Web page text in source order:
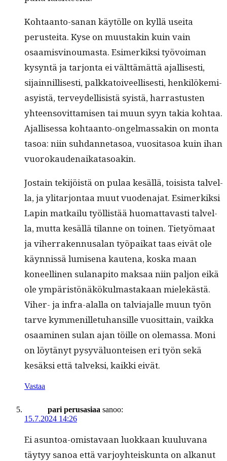
Kohtaan­to-sanan käytölle on kyl­lä usei­ta
perustei­ta. Kyse on muus­takin kuin vain
osaamisvi­noumas­ta. Esimerkik­si työvoiman
kysyn­tä ja tar­jon­ta ei vält­tämät­tä ajal­lis­es­ti,
sijain­nil­lis­es­ti, palkka­toiveel­lis­es­ti, henkilökemi­
asy­istä, ter­vey­del­li­sistä syistä, har­ras­tusten
yhteenso­vit­tamisen tai muun syyn takia kohtaa.
Ajal­lises­sa kohtaan­to-ongel­mas­sakin on mon­ta
tasoa: niin suh­dan­neta­soa, vuosi­ta­soa kuin ihan
vuorokaudenaikatasoakin.
Jostain tek­i­jöistä on pulaa kesäl­lä, toi­sista talvel­
la, ja yli­tar­jon­taa muut vuo­de­na­jat. Esimerkik­si
Lapin matkailu työl­listää huo­mat­tavasti talvel­
la, mut­ta kesäl­lä tilanne on toinen. Tietyö­maat
ja viher­raken­nusalan työ­paikat taas eivät ole
käyn­nis­sä lumise­na kaut­e­na, kos­ka maan
koneelli­nen sulanapi­to mak­saa niin paljon eikä
ole ympäristönäkökul­mas­takaan mielekästä.
Viher- ja infra-alal­la on talvi­a­jalle muun työn
tarve kym­me­nil­letuhan­sille vuosit­tain, vaik­ka
osaami­nen sulan ajan töille on ole­mas­sa. Moni
on löytänyt pysyvälu­on­teisen eri työn sekä
kesäk­si että talvek­si, kaik­ki eivät.
Vastaa
pari perusasiaa sanoo:
15.7.2024 14:26
Ei asun­toa-omis­tavaan luokkaan kuu­lu­vana
täy­tyy sanoa että var­joy­hteiskun­ta on alka­nut